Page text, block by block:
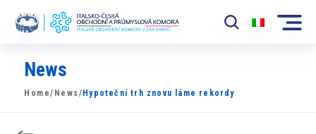
Komora
News
News
Home/ News/ Hypoteční trh znovu láme rekordy